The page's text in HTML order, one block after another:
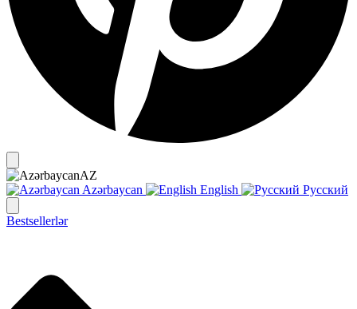
AZ
Azərbaycan
English Русский
Bestsellerlər